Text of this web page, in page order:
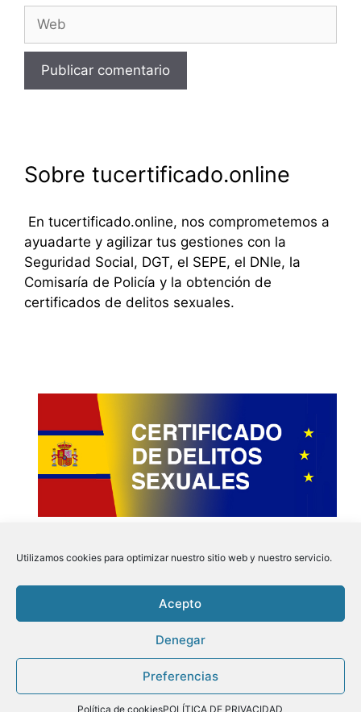
Utilizamos cookies para optimizar nuestro sitio web y nuestro servicio.
Acepto
Denegar
Preferencias
Política de cookiesPOLÍTICA DE PRIVACIDAD
Web
Sobre tucertificado.online
En tucertificado.online, nos comprometemos a
ayuadarte y agilizar tus gestiones con la
Seguridad Social, DGT, el SEPE, el DNIe, la
Comisaría de Policía y la obtención de
certificados de delitos sexuales.
Instagram
Politica de Privacidad
Cookies
| Tu Certificado.online © 2026